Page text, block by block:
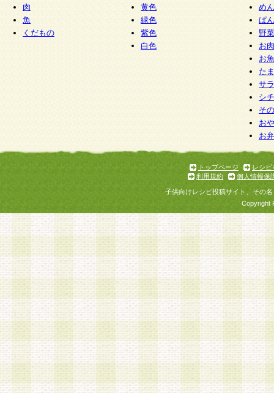
肉
魚
くだもの
黄色
緑色
紫色
白色
めん
ぱん
野
お
お
た
サ
シ
そ
お
お
トップページ
レシピ
利用規約
個人情報保
子供向けレシピ投稿サイト、その
Copyright